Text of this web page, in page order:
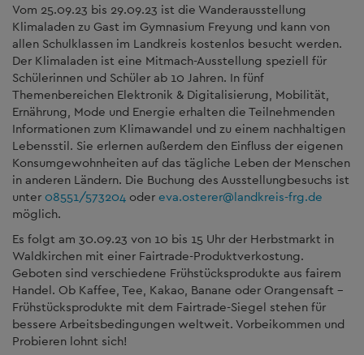
Vom 25.09.23 bis 29.09.23 ist die Wanderausstellung
Klimaladen zu Gast im Gymnasium Freyung und kann von
allen Schulklassen im Landkreis kostenlos besucht werden.
Der Klimaladen ist eine Mitmach-Ausstellung speziell für
Schülerinnen und Schüler ab 10 Jahren. In fünf
Themenbereichen Elektronik & Digitalisierung, Mobilität,
Ernährung, Mode und Energie erhalten die Teilnehmenden
Informationen zum Klimawandel und zu einem nachhaltigen
Lebensstil. Sie erlernen außerdem den Einfluss der eigenen
Konsumgewohnheiten auf das tägliche Leben der Menschen
in anderen Ländern. Die Buchung des Ausstellungbesuchs ist
unter 08551/573204 oder eva.osterer@landkreis-frg.de
möglich.
Es folgt am 30.09.23 von 10 bis 15 Uhr der Herbstmarkt in
Waldkirchen mit einer Fairtrade-Produktverkostung.
Geboten sind verschiedene Frühstücksprodukte aus fairem
Handel. Ob Kaffee, Tee, Kakao, Banane oder Orangensaft –
Frühstücksprodukte mit dem Fairtrade-Siegel stehen für
bessere Arbeitsbedingungen weltweit. Vorbeikommen und
Probieren lohnt sich!